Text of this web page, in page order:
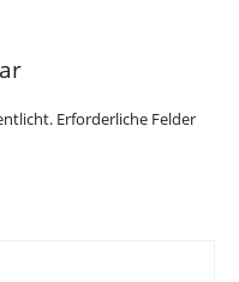
Erforderliche Felder